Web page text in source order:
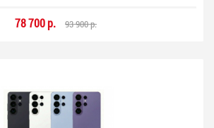
78 700 р. 93 900 р.